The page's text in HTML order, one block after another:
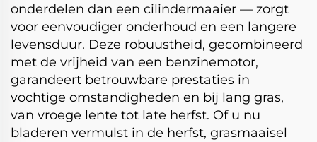
onderdelen dan een cilindermaaier — zorgt
voor eenvoudiger onderhoud en een langere
levensduur. Deze robuustheid, gecombineerd
met de vrijheid van een benzinemotor,
garandeert betrouwbare prestaties in
vochtige omstandigheden en bij lang gras,
van vroege lente tot late herfst. Of u nu
bladeren vermulst in de herfst, grasmaaisel